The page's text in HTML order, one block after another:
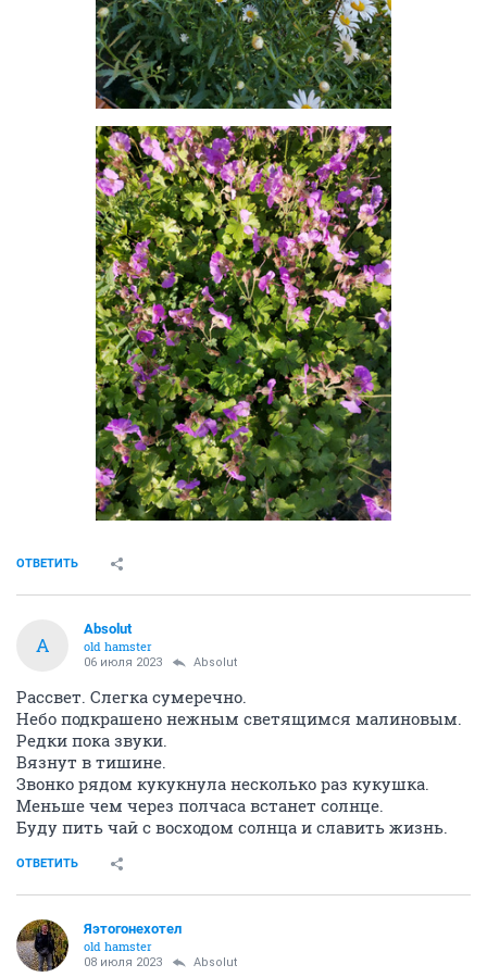
ОТВЕТИТЬ
A
Absolut
old hamster
06 июля 2023 Absolut
Рассвет. Слегка сумеречно.
Небо подкрашено нежным светящимся малиновым.
Редки пока звуки.
Вязнут в тишине.
Звонко рядом кукукнула несколько раз кукушка.
Меньше чем через полчаса встанет солнце.
Буду пить чай с восходом солнца и славить жизнь.
ОТВЕТИТЬ
Яэтогонехотел
old hamster
08 июля 2023 Absolut